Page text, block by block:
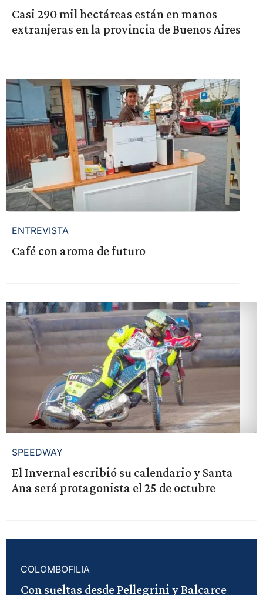
Casi 290 mil hectáreas están en manos
extranjeras en la provincia de Buenos Aires
ENTREVISTA
Café con aroma de futuro
SPEEDWAY
El Invernal escribió su calendario y Santa
Ana será protagonista el 25 de octubre
COLOMBOFILIA
Con sueltas desde Pellegrini y Balcarce